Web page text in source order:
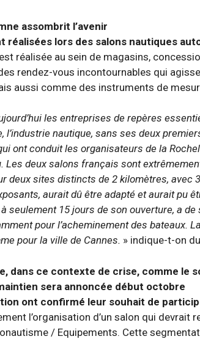
assombrit l’avenir
réalisées lors des salons nautiques
réalisée au sein de magasins,
rendez-vous incontournables qui
aussi comme des instruments de
les entreprises de repères
l’industrie nautique, sans ses deux
ont conduit les organisateurs de la
Les deux salons français sont
deux sites distincts de 2 kilomètres, avec
aurait dû être adapté et aurait pu
seulement 15 jours de son ouverture, a
pour l’acheminement des bateaux.
pour la ville de Cannes. » indique-t-on
dans ce contexte de crise, comme le
sera annoncée début octobre
ont confirmé leur souhait de
l’organisation d’un salon qui devrait
/ Equipements. Cette